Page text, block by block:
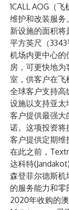
1CALL AOG（
维护和改装服务。
新设施的面积
平方英尺（
机场内更中心
房，可更快地
室，供客户在飞
全球客户支持高
设施以支持亚太
客户提供最强大
诺。这项投资将
客户提供定期维
在此之前，
达科特
森登菲尔德斯机
的服务能力和
2020年收购的